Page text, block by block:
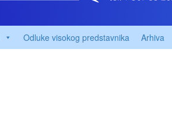
Odluke visokog predstavnika Arhiva